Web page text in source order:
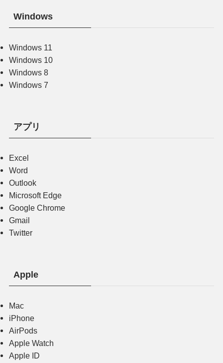
Windows
Windows 11
Windows 10
Windows 8
Windows 7
アプリ
Excel
Word
Outlook
Microsoft Edge
Google Chrome
Gmail
Twitter
Apple
Mac
iPhone
AirPods
Apple Watch
Apple ID